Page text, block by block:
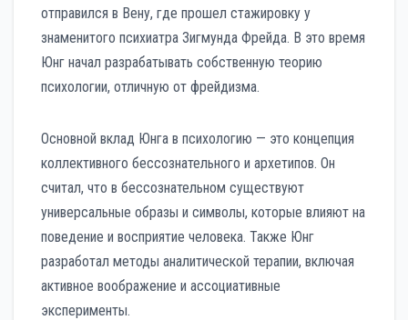
отправился в Вену, где прошел стажировку у
знаменитого психиатра Зигмунда Фрейда. В это время
Юнг начал разрабатывать собственную теорию
психологии, отличную от фрейдизма.
Основной вклад Юнга в психологию — это концепция
коллективного бессознательного и архетипов. Он
считал, что в бессознательном существуют
универсальные образы и символы, которые влияют на
поведение и восприятие человека. Также Юнг
разработал методы аналитической терапии, включая
активное воображение и ассоциативные
эксперименты.